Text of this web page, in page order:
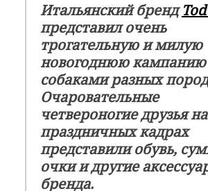
Итальянский бренд
представил очень
трогательную и милую
новогоднюю кампанию
собаками разных
Очаровательные
четвероногие друзья на
праздничных кадрах
представили обувь,
очки и другие
бренда.